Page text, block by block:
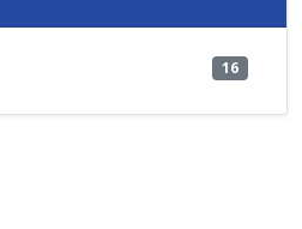
16